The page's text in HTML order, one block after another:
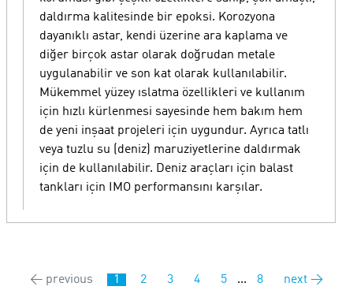
daldırma kalitesinde bir epoksi. Korozyona
dayanıklı astar, kendi üzerine ara kaplama ve
diğer birçok astar olarak doğrudan metale
uygulanabilir ve son kat olarak kullanılabilir.
Mükemmel yüzey ıslatma özellikleri ve kullanım
için hızlı kürlenmesi sayesinde hem bakım hem
de yeni inşaat projeleri için uygundur. Ayrıca tatlı
veya tuzlu su (deniz) maruziyetlerine daldırmak
için de kullanılabilir. Deniz araçları için balast
tankları için IMO performansını karşılar.
← previous 1 2 3 4 5 ... 8 next →